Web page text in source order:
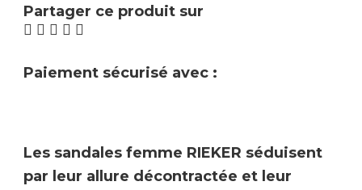
Partager ce produit sur
Paiement sécurisé avec :
Les sandales femme RIEKER séduisent
par leur allure décontractée et leur